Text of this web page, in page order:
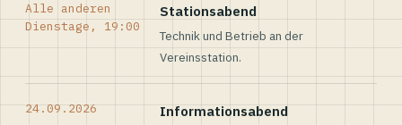
Alle anderen
Dienstage, 19:00
Stationsabend
Technik und Betrieb an der
Vereinsstation.
24.09.2026 Informationsabend